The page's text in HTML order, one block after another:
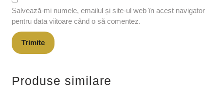
Salvează-mi numele, emailul și site-ul web în acest navigator
pentru data viitoare când o să comentez.
Produse similare